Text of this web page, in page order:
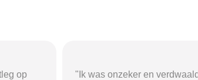
in alle
"Beschermd-Wonen.nl hielp